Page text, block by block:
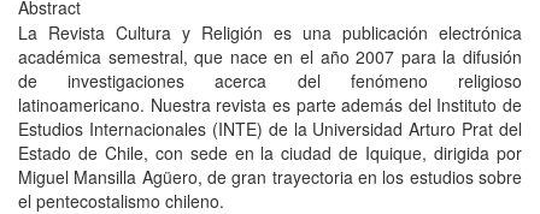
Abstract
La Revista Cultura y Religión es una publicación electrónica
académica semestral, que nace en el año 2007 para la difusión
de investigaciones acerca del fenómeno religioso
latinoamericano. Nuestra revista es parte además del Instituto de
Estudios Internacionales (INTE) de la Universidad Arturo Prat del
Estado de Chile, con sede en la ciudad de Iquique, dirigida por
Miguel Mansilla Agüero, de gran trayectoria en los estudios sobre
el pentecostalismo chileno.